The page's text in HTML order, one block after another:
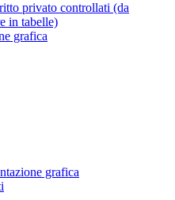
privato controllati (da
in tabelle)
grafica
grafica